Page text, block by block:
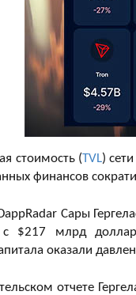
стоимость (TVL) сети
финансов
Сары
$217 млрд
оказали
отчете